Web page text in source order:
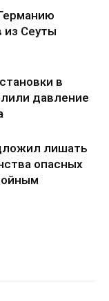
из Сеуты
в
давление
лишать
опасных